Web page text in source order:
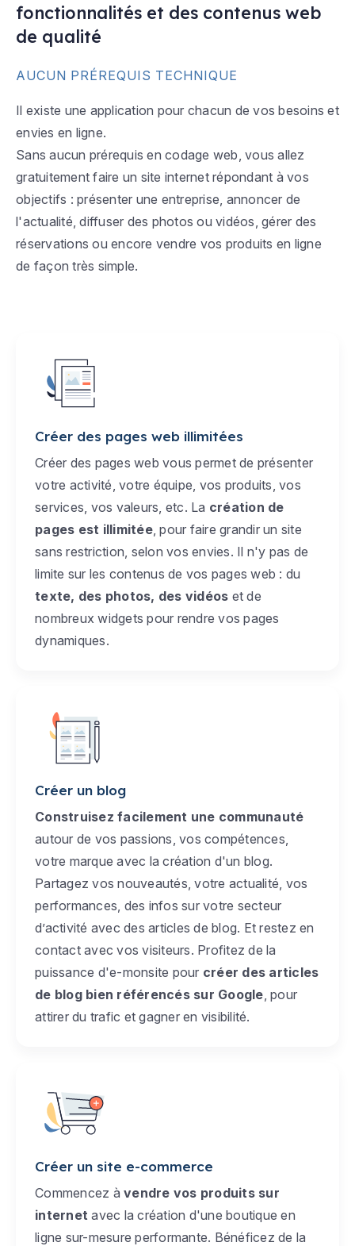
fonctionnalités et des contenus web
de qualité
AUCUN PRÉREQUIS TECHNIQUE
Il existe une application pour chacun de vos besoins et
envies en ligne.
Sans aucun prérequis en codage web, vous allez
gratuitement faire un site internet répondant à vos
objectifs : présenter une entreprise, annoncer de
l'actualité, diffuser des photos ou vidéos, gérer des
réservations ou encore vendre vos produits en ligne
de façon très simple.
Créer des pages web illimitées
Créer des pages web vous permet de présenter
votre activité, votre équipe, vos produits, vos
services, vos valeurs, etc. La création de
pages est illimitée, pour faire grandir un site
sans restriction, selon vos envies. Il n'y pas de
limite sur les contenus de vos pages web : du
texte, des photos, des vidéos et de
nombreux widgets pour rendre vos pages
dynamiques.
Créer un blog
Construisez facilement une communauté
autour de vos passions, vos compétences,
votre marque avec la création d'un blog.
Partagez vos nouveautés, votre actualité, vos
performances, des infos sur votre secteur
d’activité avec des articles de blog. Et restez en
contact avec vos visiteurs. Profitez de la
puissance d'e-monsite pour créer des articles
de blog bien référencés sur Google , pour
attirer du trafic et gagner en visibilité.
Créer un site e-commerce
Commencez à vendre vos produits sur
internet avec la création d'une boutique en
ligne sur-mesure performante. Bénéficez de la